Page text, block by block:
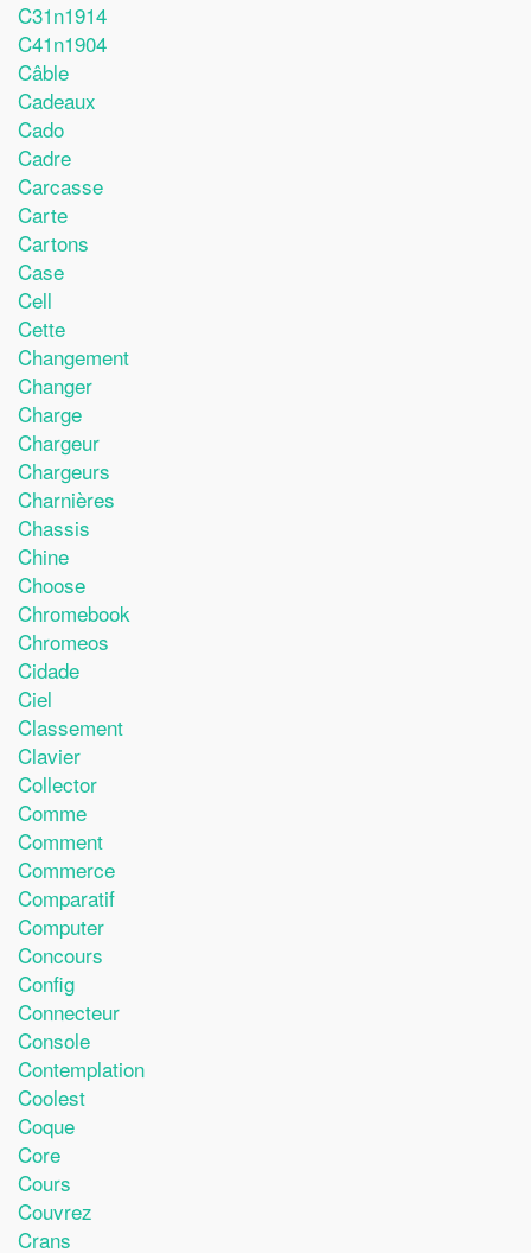
C31n1914
C41n1904
Câble
Cadeaux
Cado
Cadre
Carcasse
Carte
Cartons
Case
Cell
Cette
Changement
Changer
Charge
Chargeur
Chargeurs
Charnières
Chassis
Chine
Choose
Chromebook
Chromeos
Cidade
Ciel
Classement
Clavier
Collector
Comme
Comment
Commerce
Comparatif
Computer
Concours
Config
Connecteur
Console
Contemplation
Coolest
Coque
Core
Cours
Couvrez
Crans